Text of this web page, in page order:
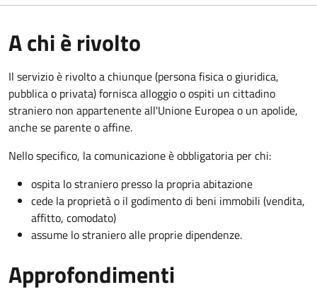
A chi è rivolto
Il servizio è rivolto a chiunque (persona fisica o giuridica,
pubblica o privata) fornisca alloggio o ospiti un cittadino
straniero non appartenente all'Unione Europea o un apolide,
anche se parente o affine.
Nello specifico, la comunicazione è obbligatoria per chi:
ospita lo straniero presso la propria abitazione
cede la proprietà o il godimento di beni immobili (vendita,
affitto, comodato)
assume lo straniero alle proprie dipendenze.
Approfondimenti